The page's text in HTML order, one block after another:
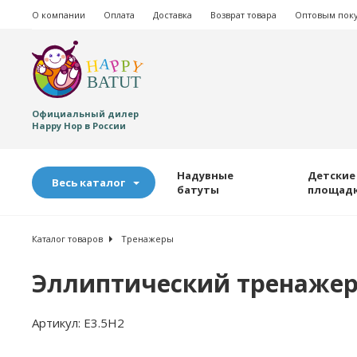
О компании Оплата Доставка Возврат товара Оптовым
Официальный дилер
Happy Hop в России
Весь каталог
Надувные
батуты
Каталог товаров Тренажеры
Эллиптический
Артикул: E3.5H2